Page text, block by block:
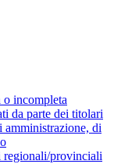
o incompleta
da parte dei titolari
di
provinciali